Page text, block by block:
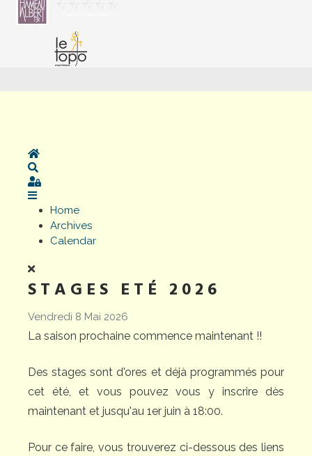
Home
Sign In
Home
Archives
Calendar
STAGES ETÉ 2026
Vendredi 8 Mai 2026
La saison prochaine commence maintenant !!
Des stages sont d'ores et déjà programmés pour
cet été, et vous pouvez vous y inscrire dès
maintenant et jusqu'au 1er juin à 18:00.
Pour ce faire, vous trouverez ci-dessous des liens